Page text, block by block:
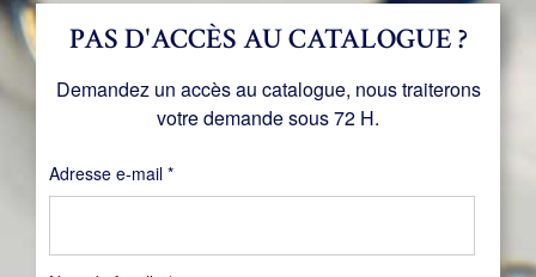
PAS D'ACCÈS AU CATALOGUE ?
Demandez un accès au catalogue, nous traiterons
votre demande sous 72 H.
Adresse e-mail *Obligatoire